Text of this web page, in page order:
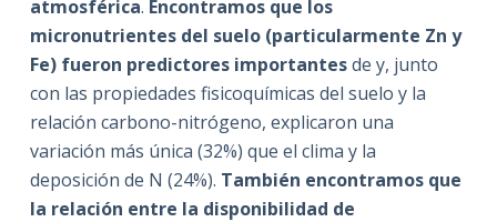
atmosférica. Encontramos que los
micronutrientes del suelo (particularmente Zn y
Fe) fueron predictores importantesde y, junto
con las propiedades fisicoquímicas del suelo y la
relación carbono-nitrógeno, explicaron una
variación más única (32%) que el clima y la
deposición de N (24%). También encontramos que
la relación entre la disponibilidad de